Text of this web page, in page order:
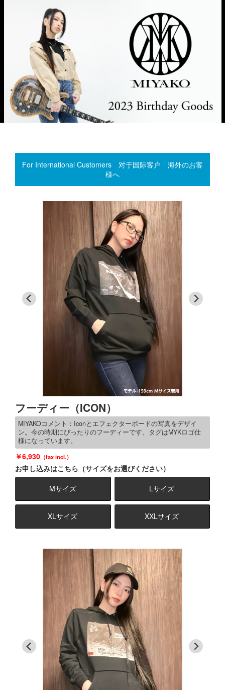
For International Customers 对于国际客户 海外のお客
様へ
フーディー（ICON）
MIYAKOコメント：Iconとエフェクターボードの写真をデザイ
ン。今の時期にぴったりのフーディーです。タグはMYKロゴ仕
様になっています。
6,930
お申し込みはこちら（サイズをお選びください）
Mサイズ
Lサイズ
XLサイズ XXLサイズ